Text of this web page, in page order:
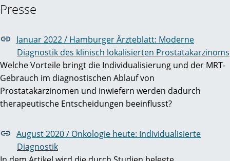
Presse
Januar 2022 / Hamburger Ärzteblatt: Moderne
Diagnostik des klinisch lokalisierten Prostatakarzinoms
Welche Vorteile bringt die Individualisierung und der MRT-
Gebrauch im diagnostischen Ablauf von
Prostatakarzinomen und inwiefern werden dadurch
therapeutische Entscheidungen beeinflusst?
August 2020 / Onkologie heute: Individualisierte
Diagnostik